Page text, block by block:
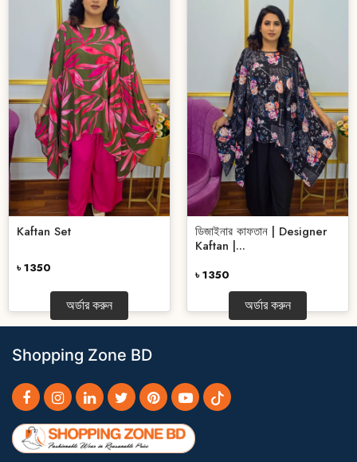
Kaftan Set
৳ 1350
অর্ডার করুন
ডিজাইনার কাফতান | Designer
Kaftan |...
৳ 1350
অর্ডার করুন
Shopping Zone BD